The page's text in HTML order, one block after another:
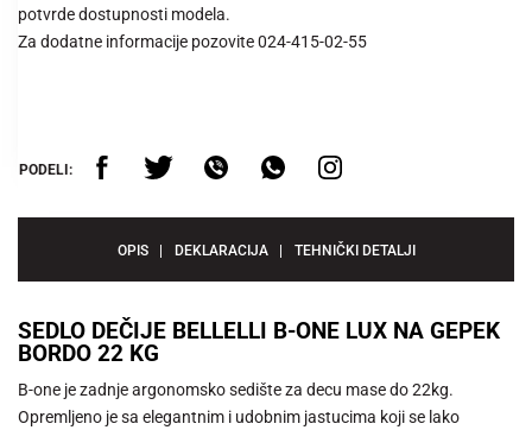
potvrde dostupnosti modela.
Za dodatne informacije pozovite 024-415-02-55
PODELI:
OPIS DEKLARACIJA TEHNIČKI DETALJI
SEDLO DEČIJE BELLELLI B-ONE LUX NA GEPEK
BORDO 22 KG
B-one je zadnje argonomsko sedište za decu mase do 22kg.
Opremljeno je sa elegantnim i udobnim jastucima koji se lako